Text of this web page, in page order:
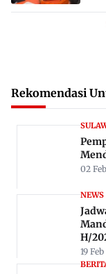
Rekomendasi
02
NEWS
H/
19